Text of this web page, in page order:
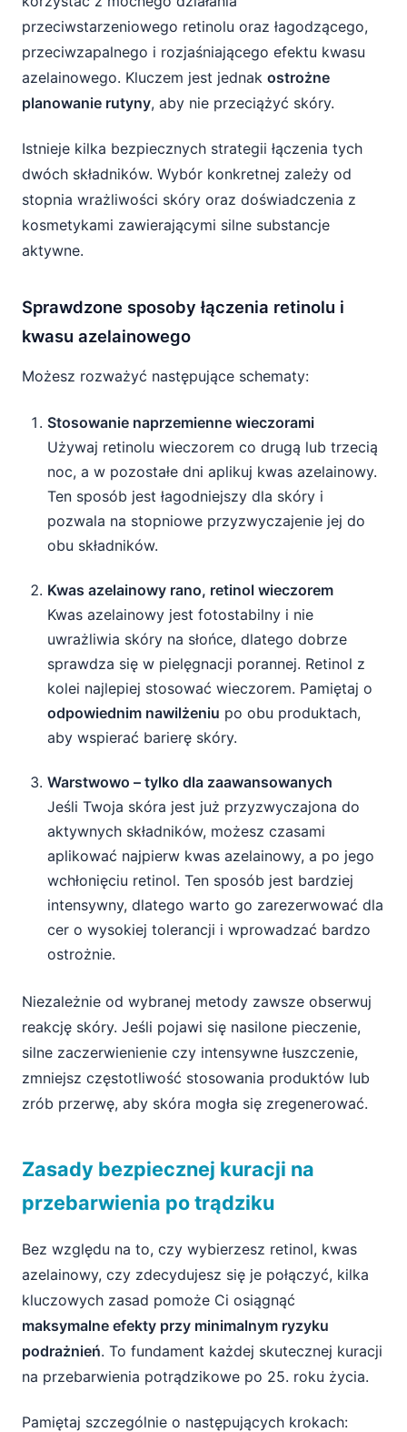
przeciwstarzeniowego retinolu oraz łagodzącego,
przeciwzapalnego i rozjaśniającego efektu kwasu
azelainowego. Kluczem jest jednak ostrożne
planowanie rutyny, aby nie przeciążyć skóry.
Istnieje kilka bezpiecznych strategii łączenia tych
dwóch składników. Wybór konkretnej zależy od
stopnia wrażliwości skóry oraz doświadczenia z
kosmetykami zawierającymi silne substancje
aktywne.
Sprawdzone sposoby łączenia retinolu i
kwasu azelainowego
Możesz rozważyć następujące schematy:
Stosowanie naprzemienne wieczorami
Używaj retinolu wieczorem co drugą lub trzecią
noc, a w pozostałe dni aplikuj kwas azelainowy.
Ten sposób jest łagodniejszy dla skóry i
pozwala na stopniowe przyzwyczajenie jej do
obu składników.
Kwas azelainowy rano, retinol wieczorem
Kwas azelainowy jest fotostabilny i nie
uwrażliwia skóry na słońce, dlatego dobrze
sprawdza się w pielęgnacji porannej. Retinol z
kolei najlepiej stosować wieczorem. Pamiętaj o
odpowiednim nawilżeniu po obu produktach,
aby wspierać barierę skóry.
Warstwowo – tylko dla zaawansowanych
Jeśli Twoja skóra jest już przyzwyczajona do
aktywnych składników, możesz czasami
aplikować najpierw kwas azelainowy, a po jego
wchłonięciu retinol. Ten sposób jest bardziej
intensywny, dlatego warto go zarezerwować dla
cer o wysokiej tolerancji i wprowadzać bardzo
ostrożnie.
Niezależnie od wybranej metody zawsze obserwuj
reakcję skóry. Jeśli pojawi się nasilone pieczenie,
silne zaczerwienienie czy intensywne łuszczenie,
zmniejsz częstotliwość stosowania produktów lub
zrób przerwę, aby skóra mogła się zregenerować.
Zasady bezpiecznej kuracji na
przebarwienia po trądziku
Bez względu na to, czy wybierzesz retinol, kwas
azelainowy, czy zdecydujesz się je połączyć, kilka
kluczowych zasad pomoże Ci osiągnąć
maksymalne efekty przy minimalnym ryzyku
podrażnień. To fundament każdej skutecznej kuracji
na przebarwienia potrądzikowe po 25. roku życia.
Pamiętaj szczególnie o następujących krokach: